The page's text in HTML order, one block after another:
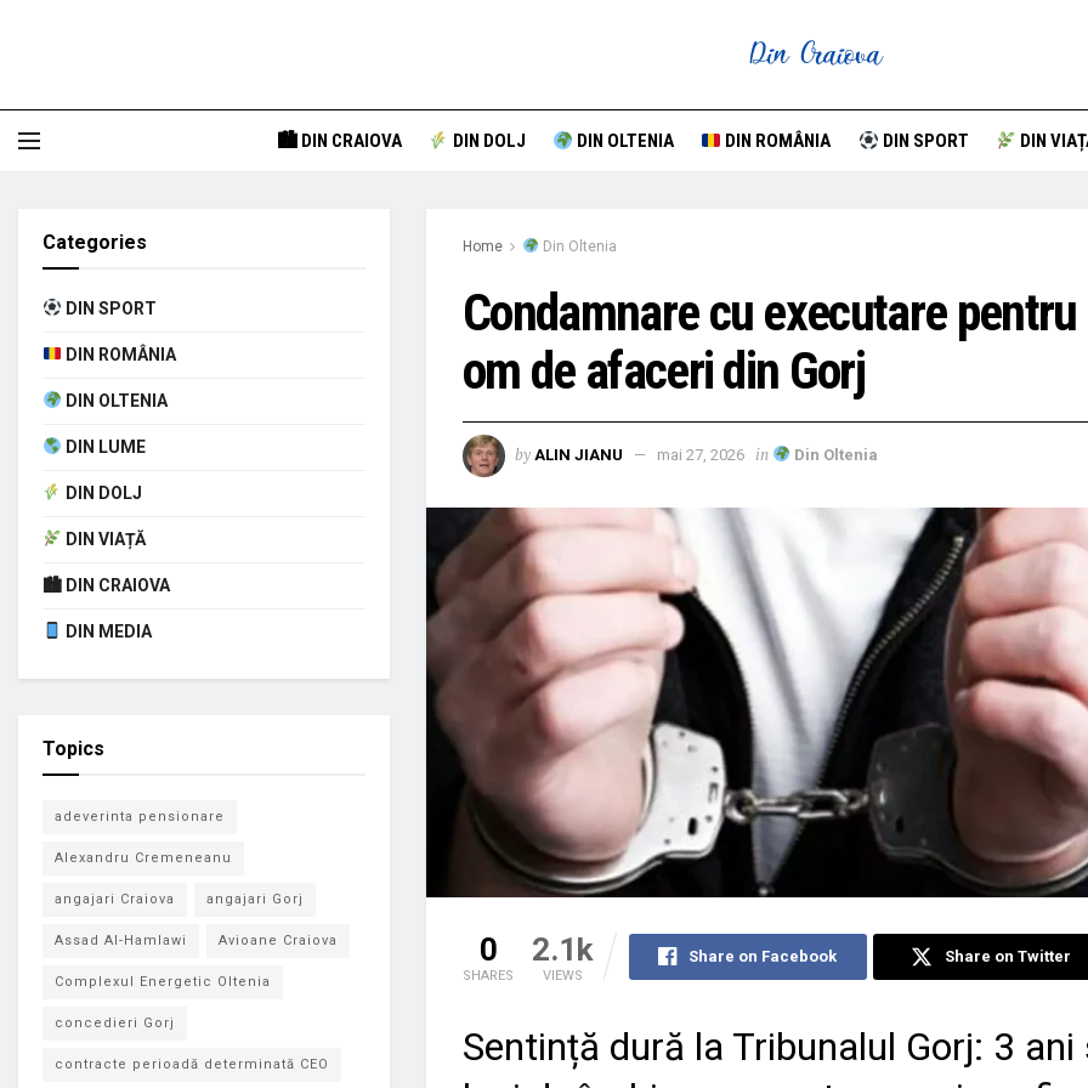
🏙 DIN CRAIOVA DIN DOLJ DIN OLTENIA DIN ROMÂNIA DIN SPORT DIN
Home Din Oltenia
Condamnare cu executare
om de afaceri din Gorj
by ALIN JIANU mai 27, 2026 in Din Oltenia
0
SHARES
2.1k
VIEWS
Share on Facebook Share on Twitter
Sentință dură la Tribunalul Gorj: 3 ani
Categories
DIN SPORT
DIN ROMÂNIA
DIN OLTENIA
DIN LUME
DIN DOLJ
DIN VIAȚĂ
🏙 DIN CRAIOVA
DIN MEDIA
Topics
adeverinta pensionare
Alexandru Cremeneanu
angajari Craiova angajari Gorj
Assad Al-Hamlawi Avioane Craiova
Complexul Energetic Oltenia
concedieri Gorj
contracte perioadă determinată CEO